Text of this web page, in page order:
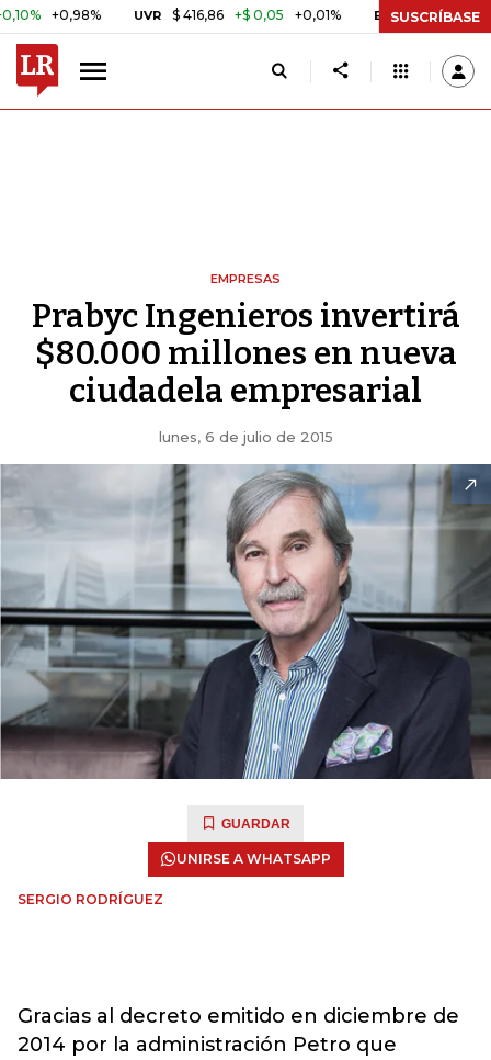
UVR $ 416,86 +$ 0,05 +0,01% BITCOIN US$ 64.442,80
SUSCRÍBASE
EMPRESAS
Prabyc Ingenieros invertirá
$80.000 millones en nueva
ciudadela empresarial
lunes, 6 de julio de 2015
GUARDAR
UNIRSE A WHATSAPP
SERGIO RODRÍGUEZ
Gracias al decreto emitido en diciembre de
2014 por la administración Petro que